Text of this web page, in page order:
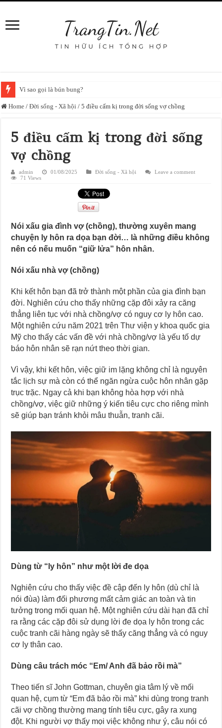
Vì sao gọi là bún bung?
Home / Đời sống - Xã hội / 5 điều cấm kị trong đời sống vợ chồng
5 điều cấm kị trong đời sống
vợ chồng
admin 01/08/2025 Đời sống - Xã hội
Leave a comment
71 Views
Nói xấu gia đình vợ (chồng), thường xuyên mang
chuyện ly hôn ra dọa bạn đời… là những điều không
nên có nếu muốn “giữ lửa” hôn nhân.
Nói xấu nhà vợ (chồng)
Khi kết hôn bạn đã trở thành một phần của gia đình bạn
đời. Nghiên cứu cho thấy những cặp đôi xảy ra căng
thẳng liên tục với nhà chồng/vợ có nguy cơ ly hôn cao.
Một nghiên cứu năm 2021 trên Thư viện y khoa quốc gia
Mỹ cho thấy các vấn đề với nhà chồng/vợ là yếu tố dự
báo hôn nhân sẽ rạn nứt theo thời gian.
Vì vậy, khi kết hôn, việc giữ im lặng không chỉ là nguyên
tắc lịch sự mà còn có thể ngăn ngừa cuộc hôn nhân gặp
trục trặc. Ngay cả khi bạn không hòa hợp với nhà
chồng/vợ, việc giữ những ý kiến tiêu cực cho riêng mình
sẽ giúp bạn tránh khỏi mâu thuẫn, tranh cãi.
Dùng từ “ly hôn” như một lời đe dọa
Nghiên cứu cho thấy việc đề cập đến ly hôn (dù chỉ là
nói đùa) làm đối phương mất cảm giác an toàn và tin
tưởng trong mối quan hệ. Một nghiên cứu dài hạn đã chỉ
ra rằng các cặp đôi sử dụng lời đe dọa ly hôn trong các
cuộc tranh cãi hàng ngày sẽ thấy căng thẳng và có nguy
cơ ly thân cao.
Dùng câu trách móc “Em/ Anh đã bảo rồi mà”
Theo tiến sĩ John Gottman, chuyên gia tâm lý về mối
quan hệ, cụm từ “Em đã bảo rồi mà” khi dùng trong tranh
cãi vợ chồng thường mang tính tiêu cực, gây ra xung
đột. Khi người vợ thấy mọi việc không như ý, câu nói có